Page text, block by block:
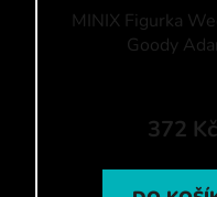
MINIX Figurka
Goody
372 Kč